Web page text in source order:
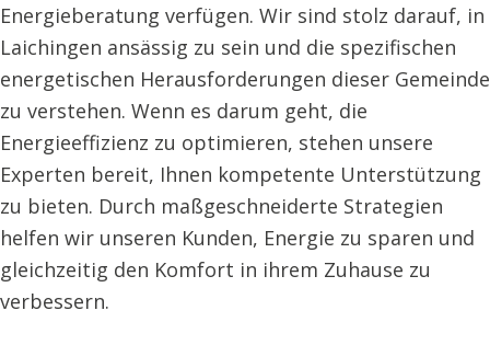
Energieberatung verfügen. Wir sind stolz darauf, in
Laichingen ansässig zu sein und die spezifischen
energetischen Herausforderungen dieser Gemeinde
zu verstehen. Wenn es darum geht, die
Energieeffizienz zu optimieren, stehen unsere
Experten bereit, Ihnen kompetente Unterstützung
zu bieten. Durch maßgeschneiderte Strategien
helfen wir unseren Kunden, Energie zu sparen und
gleichzeitig den Komfort in ihrem Zuhause zu
verbessern.